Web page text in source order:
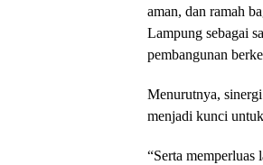
aman, dan ramah
Lampung sebagai
pembangunan
Menurutnya,
menjadi kunci
“Serta memperluas